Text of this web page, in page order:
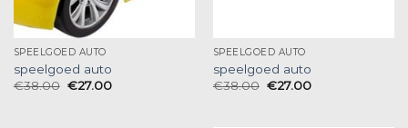
SPEELGOED AUTO
speelgoed auto
€38.00 €27.00
SPEELGOED AUTO
speelgoed auto
€38.00 €27.00